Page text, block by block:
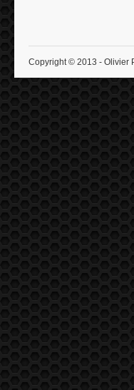
Copyright © 2013 - Olivier